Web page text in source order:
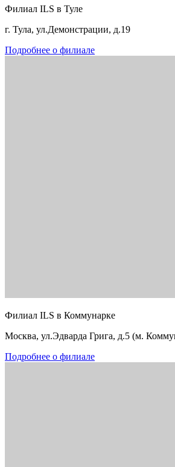
Филиал ILS в Туле
г. Тула, ул.Демонстрации, д.19
Подробнее о филиале
Филиал ILS в Коммунарке
Москва, ул.Эдварда Грига, д.5 (м.
Подробнее о филиале